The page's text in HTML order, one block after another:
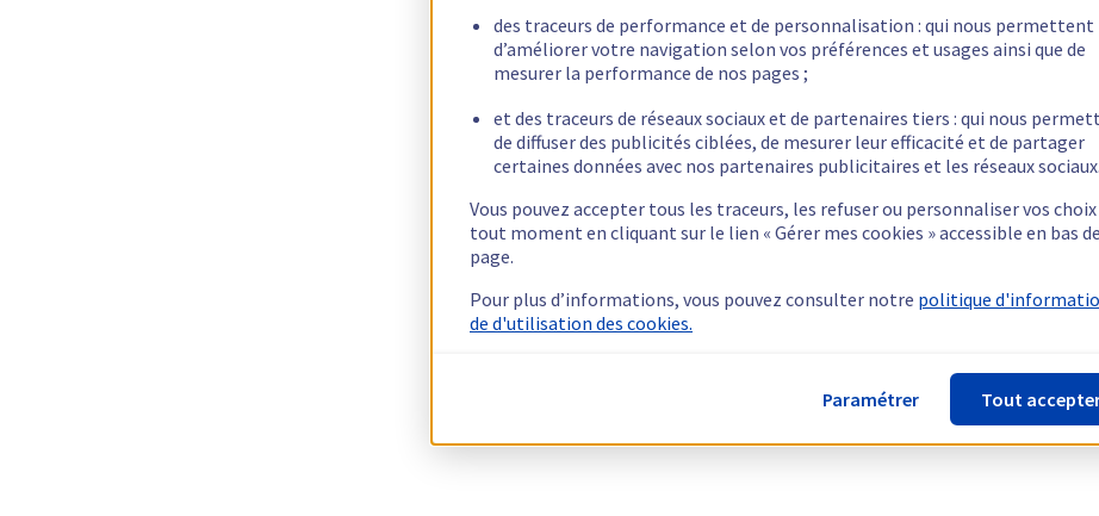
des traceurs de performance et de personnalisation : qui nous permettent
d’améliorer votre navigation selon vos préférences et usages ainsi que de
mesurer la performance de nos pages ;
et des traceurs de réseaux sociaux et de partenaires tiers : qui nous
de diffuser des publicités ciblées, de mesurer leur efficacité et de partager
certaines données avec nos partenaires publicitaires et les réseaux sociaux.
Vous pouvez accepter tous les traceurs, les refuser ou personnaliser vos choix
tout moment en cliquant sur le lien « Gérer mes cookies » accessible en bas de
page.
Pour plus d’informations, vous pouvez consulter notre politique
de d'utilisation des cookies.
Paramétrer Tout